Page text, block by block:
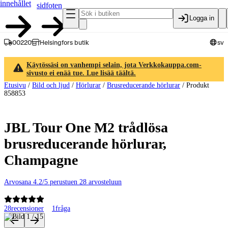
innehållet
sidfoten
Logga in
00220 Helsingfors butik sv
Käytössäsi on vanhempi selain, jota Verkkokauppa.com-
sivusto ei enää tue. Lue lisää täältä.
Etusivu / Bild och ljud / Hörlurar / Brusreducerande hörlurar / Produkt
858853
JBL Tour One M2 trådlösa
brusreducerande hörlurar,
Champagne
Arvosana 4.2/5 perustuen 28 arvosteluun
28recensioner 1fråga